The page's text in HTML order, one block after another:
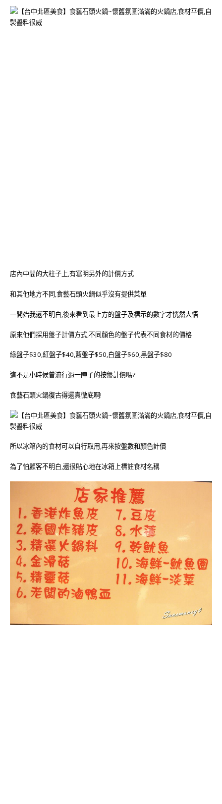
店內中間的大柱子上,有寫明另外的計價方式
和其他地方不同,食藝石頭火鍋似乎沒有提供菜單
一開始我還不明白,後來看到最上方的盤子及標示的數字才恍然大悟
原來他們採用盤子計價方式,不同顏色的盤子代表不同食材的價格
綠盤子$30,紅盤子$40,藍盤子$50,白盤子$60,黑盤子$80
這不是小時候曾流行過一陣子的按盤計價嗎?
食藝石頭火鍋復古得還真徹底啊!
所以冰箱內的食材可以自行取用,再來按盤數和顏色計價
為了怕顧客不明白,還很貼心地在冰箱上標註食材名稱